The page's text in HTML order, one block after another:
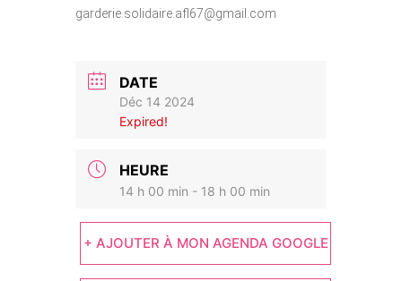
garderie.solidaire.afl67@gmail.com
DATE
Déc 14 2024
Expired!
HEURE
14 h 00 min - 18 h 00 min
+ AJOUTER À MON AGENDA GOOGLE